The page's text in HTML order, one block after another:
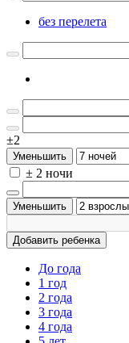
без перелета
±2
Уменьшить
± 2 ночи
Уменьшить
Добавить ребенка
До года
1 год
2 года
3 года
4 года